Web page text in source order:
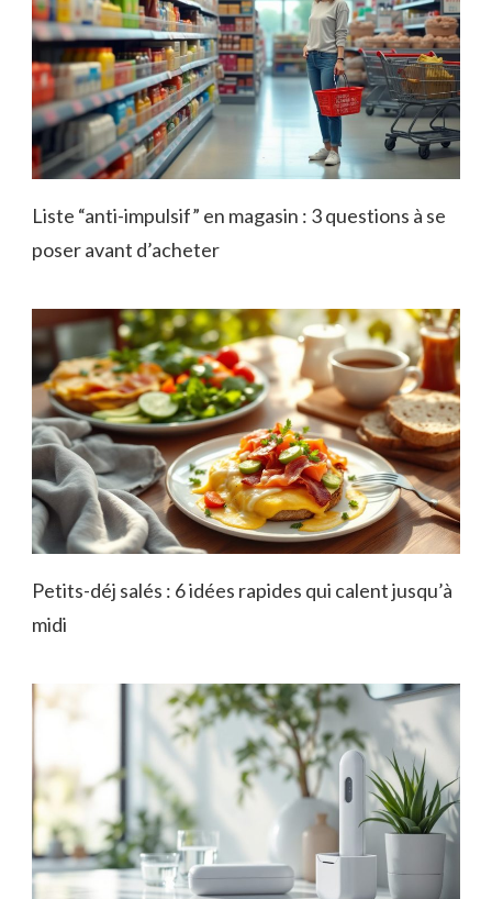
Liste “anti-impulsif” en magasin : 3 questions à se
poser avant d’acheter
Petits-déj salés : 6 idées rapides qui calent jusqu’à
midi